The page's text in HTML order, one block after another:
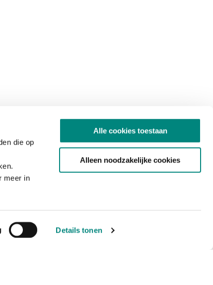
die op
meer in
Details tonen
Alle cookies toestaan
Alleen noodzakelijke cookies